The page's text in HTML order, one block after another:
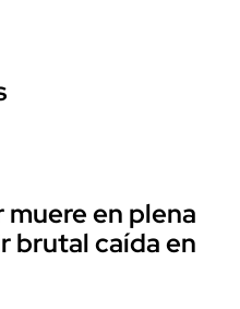
en plena
brutal caída en